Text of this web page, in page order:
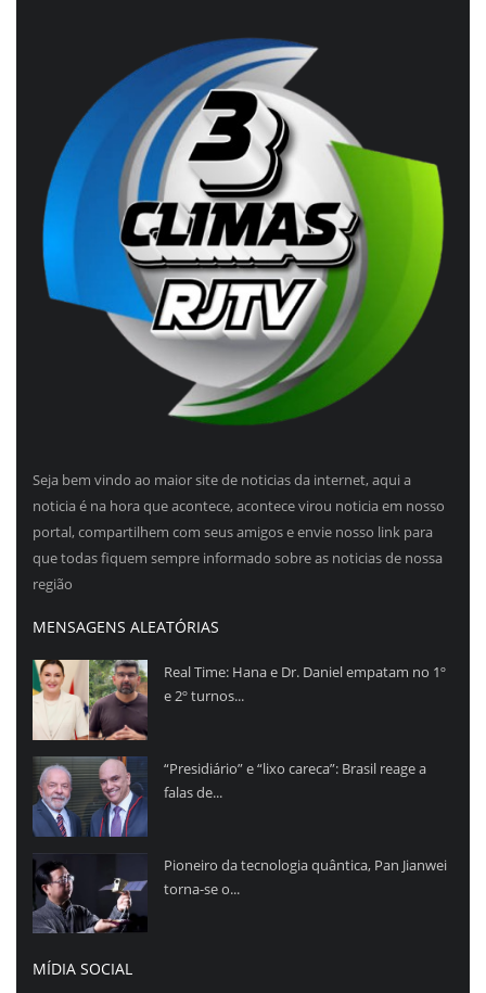
Seja bem vindo ao maior site de noticias da internet, aqui a
noticia é na hora que acontece, acontece virou noticia em nosso
portal, compartilhem com seus amigos e envie nosso link para
que todas fiquem sempre informado sobre as noticias de nossa
região
MENSAGENS ALEATÓRIAS
Real Time: Hana e Dr. Daniel empatam no 1º
e 2º turnos...
“Presidiário” e “lixo careca”: Brasil reage a
falas de...
Pioneiro da tecnologia quântica, Pan Jianwei
torna-se o...
MÍDIA SOCIAL